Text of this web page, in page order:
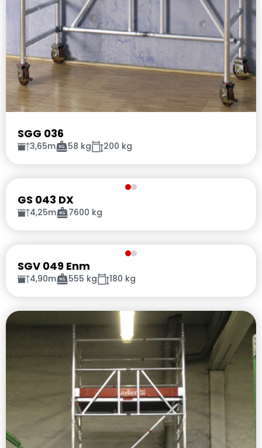
SGG 036
3,65m 58 kg 200 kg
GS 043 DX
4,25m 7600 kg
SGV 049 Enm
4,90m 555 kg 180 kg